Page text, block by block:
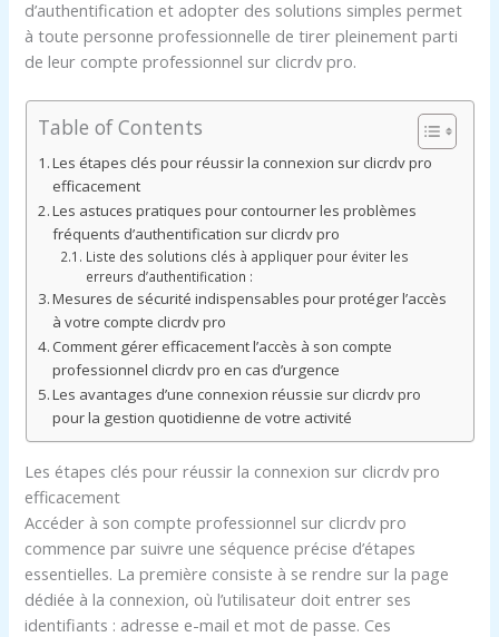
d’authentification et adopter des solutions simples permet
à toute personne professionnelle de tirer pleinement parti
de leur compte professionnel sur clicrdv pro.
Table of Contents
Les étapes clés pour réussir la connexion sur clicrdv pro
efficacement
Les astuces pratiques pour contourner les problèmes
fréquents d’authentification sur clicrdv pro
Liste des solutions clés à appliquer pour éviter les
erreurs d’authentification :
Mesures de sécurité indispensables pour protéger l’accès
à votre compte clicrdv pro
Comment gérer efficacement l’accès à son compte
professionnel clicrdv pro en cas d’urgence
Les avantages d’une connexion réussie sur clicrdv pro
pour la gestion quotidienne de votre activité
Les étapes clés pour réussir la connexion sur clicrdv pro
efficacement
Accéder à son compte professionnel sur clicrdv pro
commence par suivre une séquence précise d’étapes
essentielles. La première consiste à se rendre sur la page
dédiée à la connexion, où l’utilisateur doit entrer ses
identifiants : adresse e-mail et mot de passe. Ces